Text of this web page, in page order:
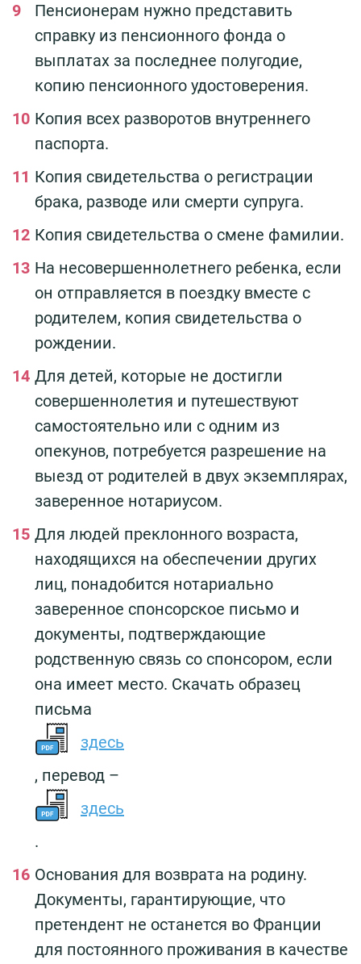
Пенсионерам нужно представить
справку из пенсионного фонда о
выплатах за последнее полугодие,
копию пенсионного удостоверения.
Копия всех разворотов внутреннего
паспорта.
Копия свидетельства о регистрации
брака, разводе или смерти супруга.
Копия свидетельства о смене фамилии.
На несовершеннолетнего ребенка, если
он отправляется в поездку вместе с
родителем, копия свидетельства о
рождении.
Для детей, которые не достигли
совершеннолетия и путешествуют
самостоятельно или с одним из
опекунов, потребуется разрешение на
выезд от родителей в двух экземплярах,
заверенное нотариусом.
Для людей преклонного возраста,
находящихся на обеспечении других
лиц, понадобится нотариально
заверенное спонсорское письмо и
документы, подтверждающие
родственную связь со спонсором, если
она имеет место. Скачать образец
письма
здесь
, перевод –
здесь
.
Основания для возврата на родину.
Документы, гарантирующие, что
претендент не останется во Франции
для постоянного проживания в качестве